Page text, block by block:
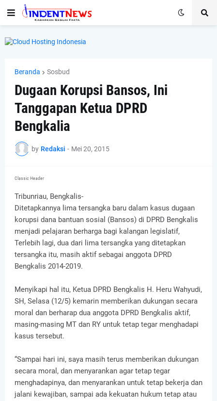
Beranda Sosbud
Dugaan Korupsi Bansos, Ini
Tanggapan Ketua DPRD
Bengkalia
by Redaksi - Mei 20, 2015
Classic Header
Tribunriau, Bengkalis-
Ditetapkannya lima tersangka baru dalam kasus dugaan
korupsi dana bantuan sosial (Bansos) di DPRD Bengkalis
menjadi pelajaran berharga bagi kalangan legislatif,
Terlebih lagi, dua dari lima tersangka yang ditetapkan
tersangka itu, masih aktif sebagai anggota DPRD
Bengkalis 2014-2019.
Menyikapi hal itu, Ketua DPRD Bengkalis H. Heru Wahyudi,
SH, Selasa (12/5) kemarin memberikan dukungan secara
moral dan berharap dua anggota DPRD Bengkalis aktif,
masing-masing MT dan RY untuk tetap tegar menghadapi
kasus tersebut.
“Sampai hari ini, saya masih terus memberikan dukungan
secara moral, dan menyarankan agar tetap tegar
menghadapinya, dan menyarankan untuk tetap bekerja dan
jalani kewajiban, sampai ada kekuatan hukum tetap atau